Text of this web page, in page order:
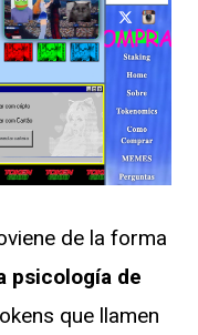
de la forma
psicología de
que llamen